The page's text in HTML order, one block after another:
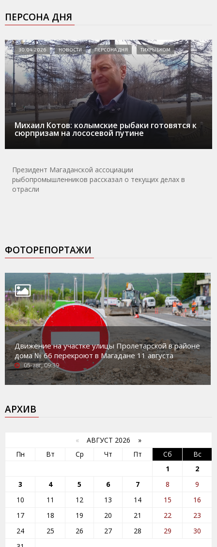
ПЕРСОНА ДНЯ
Михаил Котов: колымские рыбаки готовятся к
сюрпризам на лососевой путине
30.04.2026 НОВОСТИ ПЕРСОНА ДНЯ ТИХРЫБКОМ
Президент Магаданской ассоциации
рыбопромышленников рассказал о текущих делах в
отрасли
ФОТОРЕПОРТАЖИ
Движение на участке улицы Пролетарской в районе
дома № 66 перекроют в Магадане 11 августа
05-авг, 09:39
АРХИВ
« АВГУСТ 2026 »
Пн
Вт Ср Чт Пт Сб
Вс
1
2
3
4 5 6 7 8
9
10
11 12 13 14 15
16
17
18 19 20 21 22
23
24
25 26 27 28 29
30